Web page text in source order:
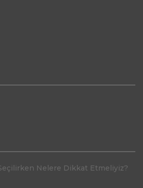
Nelere Dikkat Etmeliyiz?